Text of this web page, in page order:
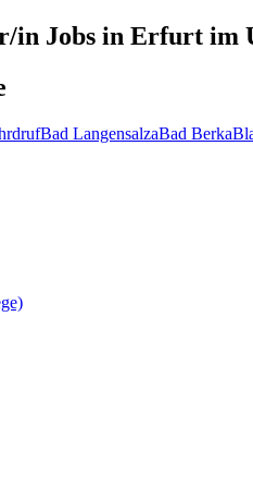
in Jobs in Erfurt im
Bad LangensalzaBad Berka